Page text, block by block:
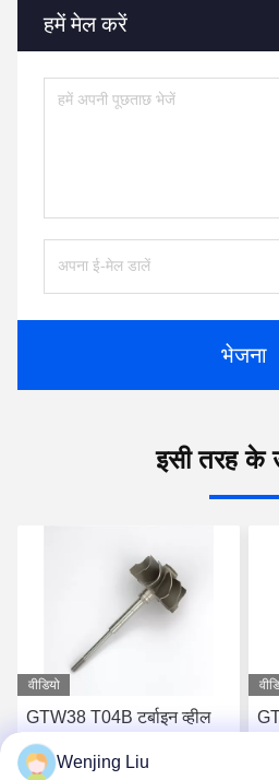
हमें मेल करें
भेजना
इसी तरह के
वीडियो
GTW38 T04B टर्बाइन व्हील
शाफ्ट 407276-6 407276-19
446905-2 446905-5
Wenjing Liu